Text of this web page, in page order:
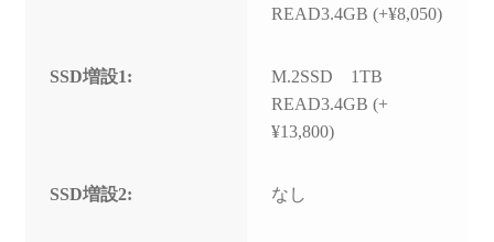
READ3.4GB (+¥8,050)
SSD増設1:
M.2SSD 1TB
READ3.4GB (+
¥13,800)
SSD増設2: なし